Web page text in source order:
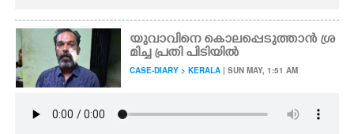
യുവാവിനെ കൊലപ്പെടുത്താൻ ശ്ര
മിച്ച പ്രതി പിടിയിൽ
CASE-DIARY > KERALA | SUN MAY, 1:51 AM